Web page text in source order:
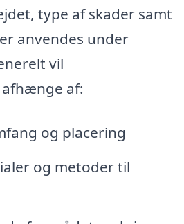
type af skader samt
anvendes under
vil
af:
og placering
og metoder til